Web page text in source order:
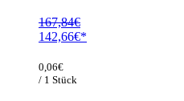
167,84€
Ursprünglicher
war:
167,84€
142,66€
Preis
ist:
0,06€
/ 1 Stück